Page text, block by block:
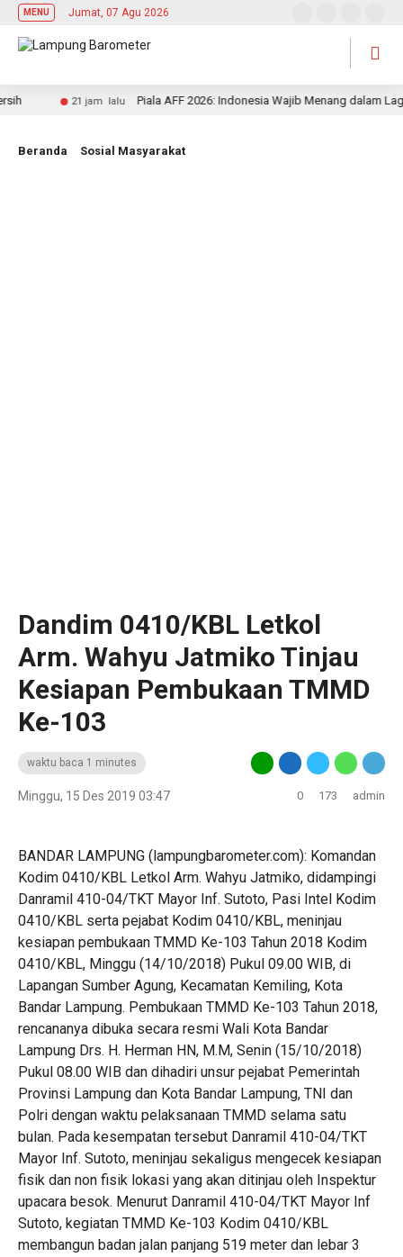
MENU Jumat, 07 Agu 2026
21 jam lalu Piala AFF 2026: Indonesia Wajib Menang dalam Laga
Beranda Sosial Masyarakat
Dandim 0410/KBL Letkol
Arm. Wahyu Jatmiko Tinjau
Kesiapan Pembukaan TMMD
Ke-103
waktu baca 1 minutes
Minggu, 15 Des 2019 03:47 0 173 admin
BANDAR LAMPUNG (lampungbarometer.com): Komandan
Kodim 0410/KBL Letkol Arm. Wahyu Jatmiko, didampingi
Danramil 410-04/TKT Mayor Inf. Sutoto, Pasi Intel Kodim
0410/KBL serta pejabat Kodim 0410/KBL, meninjau
kesiapan pembukaan TMMD Ke-103 Tahun 2018 Kodim
0410/KBL, Minggu (14/10/2018) Pukul 09.00 WIB, di
Lapangan Sumber Agung, Kecamatan Kemiling, Kota
Bandar Lampung. Pembukaan TMMD Ke-103 Tahun 2018,
rencananya dibuka secara resmi Wali Kota Bandar
Lampung Drs. H. Herman HN, M.M, Senin (15/10/2018)
Pukul 08.00 WIB dan dihadiri unsur pejabat Pemerintah
Provinsi Lampung dan Kota Bandar Lampung, TNI dan
Polri dengan waktu pelaksanaan TMMD selama satu
bulan. Pada kesempatan tersebut Danramil 410-04/TKT
Mayor Inf. Sutoto, meninjau sekaligus mengecek kesiapan
fisik dan non fisik lokasi yang akan ditinjau oleh Inspektur
upacara besok. Menurut Danramil 410-04/TKT Mayor Inf
Sutoto, kegiatan TMMD Ke-103 Kodim 0410/KBL
membangun badan jalan panjang 519 meter dan lebar 3